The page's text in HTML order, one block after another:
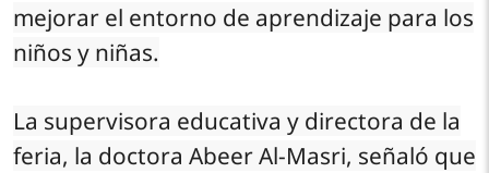
mejorar el entorno de aprendizaje para los
niños y niñas.
La supervisora educativa y directora de la
feria, la doctora Abeer Al-Masri, señaló que